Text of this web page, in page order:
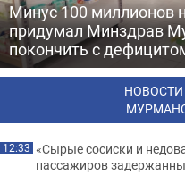
Минус 100 миллионов
придумал Минздрав
покончить с
12:33 «Сырые сосиски и
пассажиров